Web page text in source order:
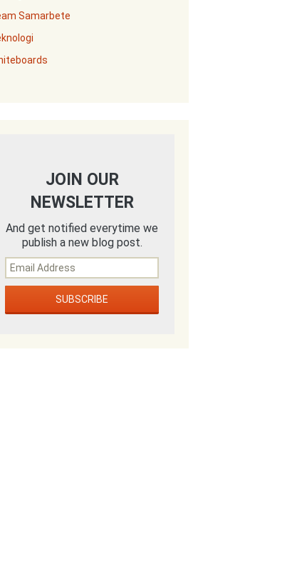
Samarbete
JOIN OUR
NEWSLETTER
And get notified everytime we
publish a new blog post.